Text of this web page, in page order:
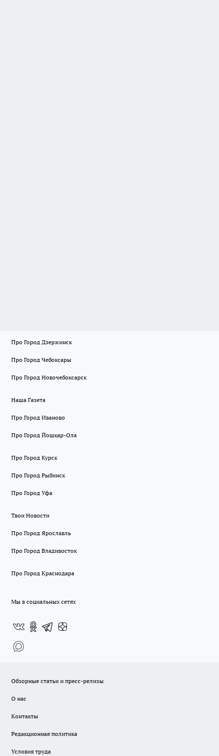
Про Город Дзержинск
Про Город Чебоксары
Про Город Новочебоксарск
Наша Газета
Про Город Иваново
Про Город Йошкар-Ола
Про Город Курск
Про Город Рыбинск
Про Город Уфа
Твои Новости
Про Город Ярославль
Про Город Владивосток
Про Город Краснодара
Мы в социальных сетях
Обзорные статьи и пресс-релизы
О нас
Контакты
Редакционная политика
Условия труда